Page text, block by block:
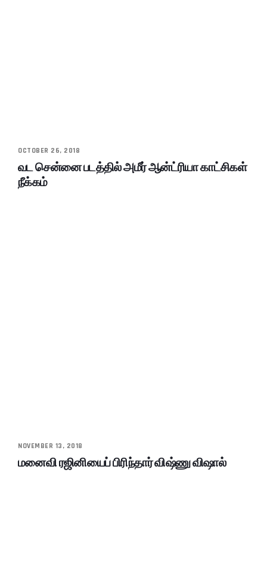
OCTOBER 26, 2018
வட சென்னை படத்தில் அமீர் ஆன்ட்ரியா காட்சிகள்
நீக்கம்
NOVEMBER 13, 2018
மனைவி ரஜினியைப் பிரிந்தார் விஷ்ணு விஷால்